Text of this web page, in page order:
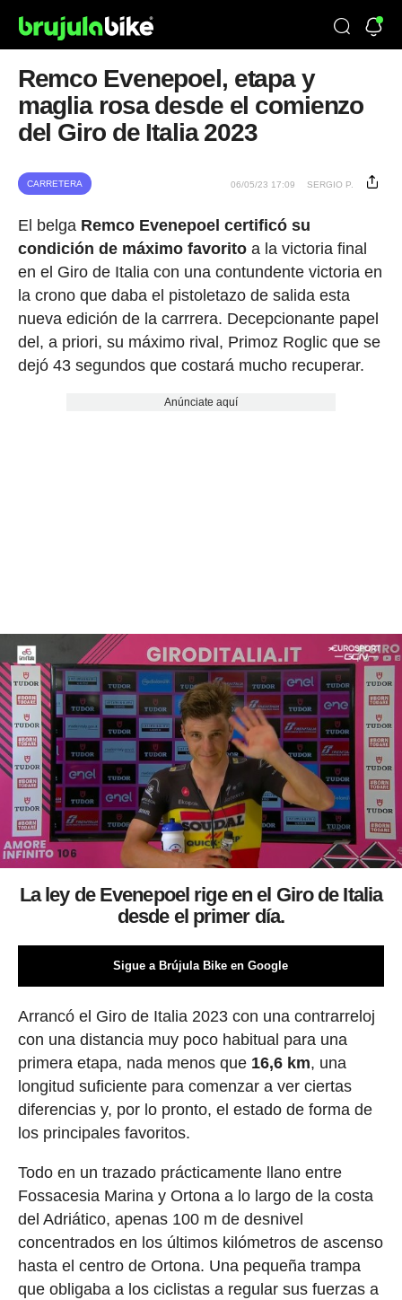
Remco Evenepoel, etapa y
maglia rosa desde el comienzo
del Giro de Italia 2023
CARRETERA 06/05/23 17:09 SERGIO P.
El belga Remco Evenepoel certificó su
condición de máximo favoritoa la victoria final
en el Giro de Italia con una contundente victoria en
la crono que daba el pistoletazo de salida esta
nueva edición de la carrrera. Decepcionante papel
del, a priori, su máximo rival, Primoz Roglic que se
dejó 43 segundos que costará mucho recuperar.
Anúnciate aquí
La ley de Evenepoel rige en el Giro de Italia
desde el primer día.
Sigue a Brújula Bike en Google
Arrancó el Giro de Italia 2023 con una contrarreloj
con una distancia muy poco habitual para una
primera etapa, nada menos que 16,6 km, una
longitud suficiente para comenzar a ver ciertas
diferencias y, por lo pronto, el estado de forma de
los principales favoritos.
Todo en un trazado prácticamente llano entre
Fossacesia Marina y Ortona a lo largo de la costa
del Adriático, apenas 100 m de desnivel
concentrados en los últimos kilómetros de ascenso
hasta el centro de Ortona. Una pequeña trampa
que obligaba a los ciclistas a regular sus fuerzas a